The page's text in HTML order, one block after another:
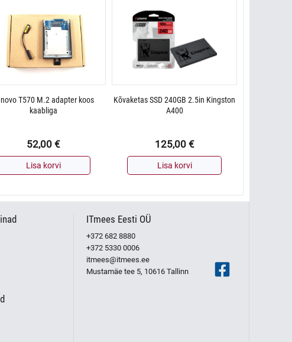
T570 M.2 adapter koos
kaabliga
52,00 €
Lisa korvi
Kõvaketas SSD 240GB 2.5in Kingston
A400
125,00 €
Lisa korvi
ITmees Eesti OÜ
+372 682 8880
+372 5330 0006
itmees@itmees.ee
Mustamäe tee 5, 10616 Tallinn